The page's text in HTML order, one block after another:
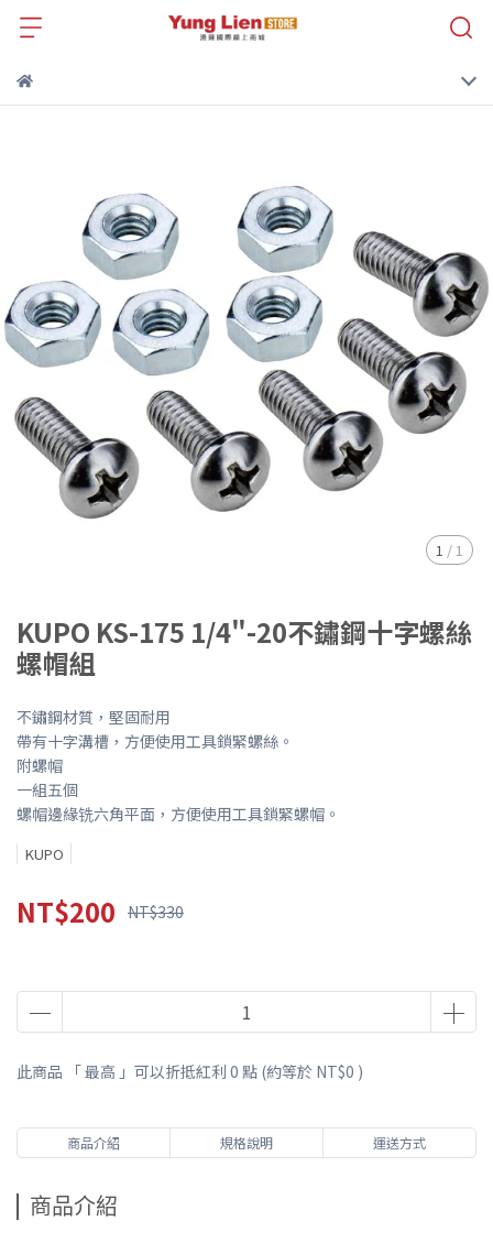
1 / 1
KUPO KS-175 1/4"-20不鏽鋼十字螺絲
螺帽組
不鏽鋼材質，堅固耐用
帶有十字溝槽，方便使用工具鎖緊螺絲。
附螺帽
一組五個
螺帽邊緣铣六角平面，方便使用工具鎖緊螺帽。
KUPO
NT$200 NT$330
此商品 「 最高 」可以折抵紅利 0 點 (約等於 NT$0 )
商品介紹 規格說明 運送方式
商品介紹